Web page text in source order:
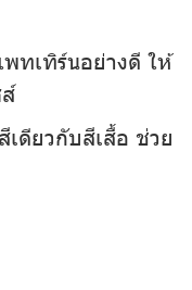
ทเทิร์นอย่างดี ให้
เดียวกับสีเสื้อ ช่วย